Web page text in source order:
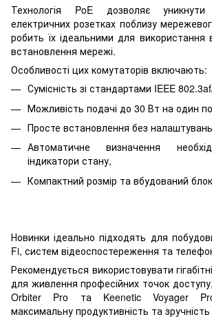
Технологія PoE дозволяє
електричних розетках поблизу
робить їх ідеальними для використання
встановлення мережі.
Особливості цих комутаторів включають:
Сумісність зі стандартами IEEE
Можливість подачі до 30 Вт на один
Просте встановлення без
Автоматичне визначення
індикатори стану,
Компактний розмір та вбудований
Новинки ідеально підходять для
Fi, систем відеоспостереження та
Рекомендується використовувати
для живлення професійних точок
Orbiter Pro та Keenetic Voyager
максимальну продуктивність та